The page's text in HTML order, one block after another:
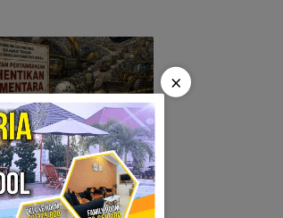
36 Perusahaan
Batuan Dihentikan
×